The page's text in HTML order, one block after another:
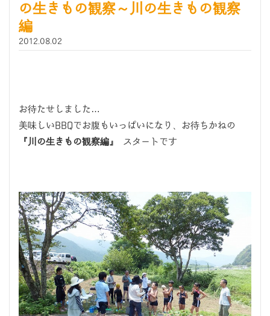
の生きもの観察～川の生きもの観察
編
2012.08.02
お待たせしました…
美味しいBBQでお腹もいっぱいになり、お待ちかねの
『川の生きもの観察編』
スタートです